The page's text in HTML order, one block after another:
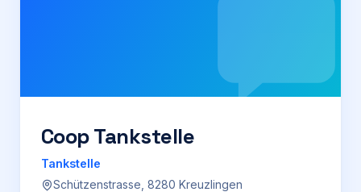
Preise
Für Firmen
Coop Tankstelle
Tankstelle
Schützenstrasse, 8280 Kreuzlingen